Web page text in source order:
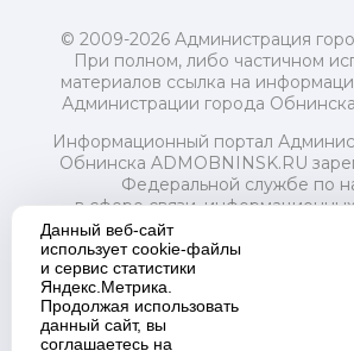
© 2009-2026 Администрация
При полном, либо частичном
материалов ссылка на
Администрации города
Информационный портал
Обнинска ADMOBNINSK.RU
Федеральной службе по
в сфере связи,
и массовых коммуникаций
2018 года.
Свидетельство о регистрации Эл
Учредитель: Администрация
распорядительный орган)
Данный веб-сайт
использует cookie-файлы
и сервис статистики
Яндекс.Метрика.
Продолжая использовать
данный сайт, вы
соглашаетесь на